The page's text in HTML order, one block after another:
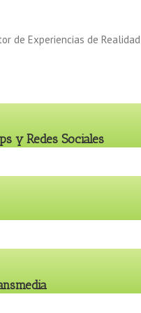
de Experiencias de
y Redes Sociales